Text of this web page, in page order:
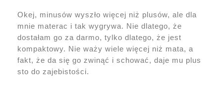
Okej, minusów wyszło więcej niż plusów, ale dla
mnie materac i tak wygrywa. Nie dlatego, że
dostałam go za darmo, tylko dlatego, że jest
kompaktowy. Nie waży wiele więcej niż mata, a
fakt, że da się go zwinąć i schować, daje mu plus
sto do zajebistości.